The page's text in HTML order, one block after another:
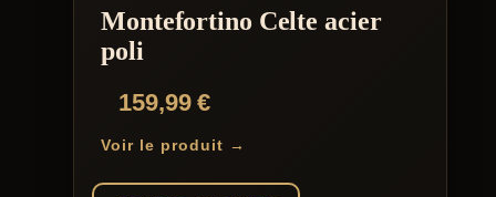
Montefortino Celte acier
poli
159,99€
Voir le produit →